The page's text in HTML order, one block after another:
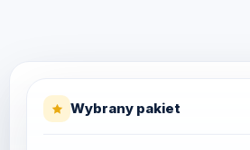
Wybrany pakiet